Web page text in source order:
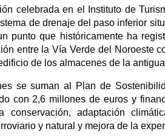
celebrada en el Instituto de
de drenaje del paso inferior
punto que históricamente ha
entre la Vía Verde del Noroeste
de los almacenes de la
se suman al Plan de
con 2,6 millones de euros y
conservación, adaptación
y natural y mejora de la